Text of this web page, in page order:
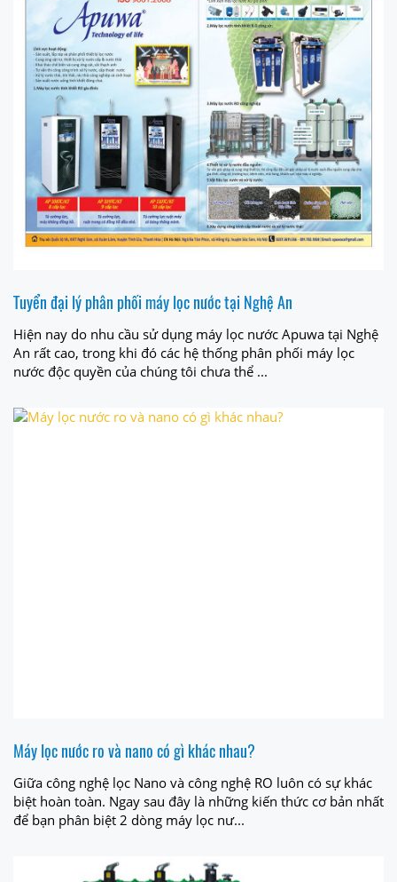
Tuyển đại lý phân phối máy lọc nước tại Nghệ An
Hiện nay do nhu cầu sử dụng máy lọc nước Apuwa tại Nghệ
An rất cao, trong khi đó các hệ thống phân phối máy lọc
nước độc quyền của chúng tôi chưa thể ...
Máy lọc nước ro và nano có gì khác nhau?
Giữa công nghệ lọc Nano và công nghệ RO luôn có sự khác
biệt hoàn toàn. Ngay sau đây là những kiến thức cơ bản nhất
để bạn phân biệt 2 dòng máy lọc nư...